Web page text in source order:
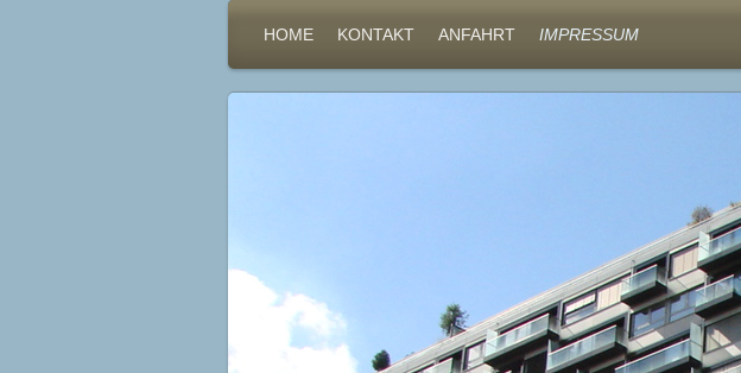
HOME KONTAKT ANFAHRT IMPRESSUM